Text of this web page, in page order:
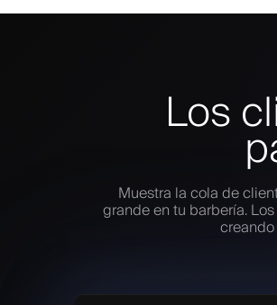
Los
Muestra la cola de
grande en tu barbería.